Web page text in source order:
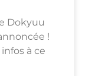
Dokyuu
!
à ce